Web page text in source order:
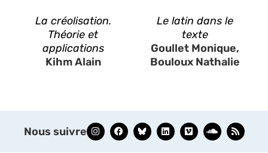
La créolisation.
Théorie et
applications
Kihm Alain
Le latin dans le
texte
Goullet Monique,
Bouloux Nathalie
Nous suivre